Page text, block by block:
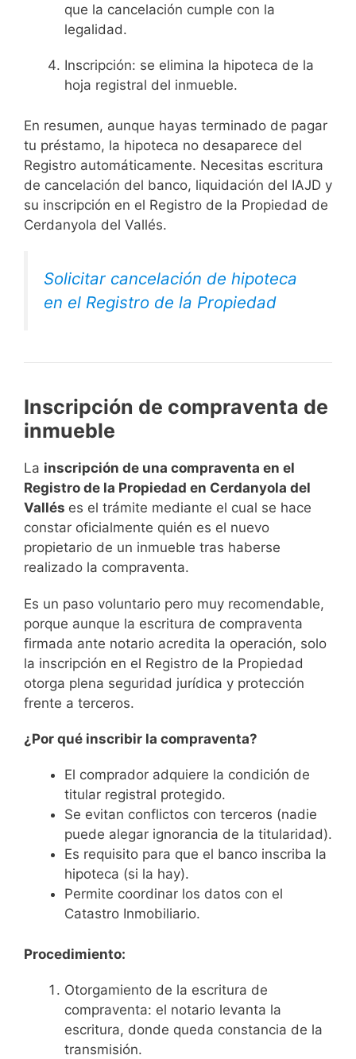
que la cancelación cumple con la
legalidad.
Inscripción: se elimina la hipoteca de la
hoja registral del inmueble.
En resumen, aunque hayas terminado de pagar
tu préstamo, la hipoteca no desaparece del
Registro automáticamente. Necesitas escritura
de cancelación del banco, liquidación del IAJD y
su inscripción en el Registro de la Propiedad de
Cerdanyola del Vallés.
Solicitar cancelación de hipoteca
en el Registro de la Propiedad
Inscripción de compraventa de
inmueble
La inscripción de una compraventa en el
Registro de la Propiedad en Cerdanyola del
Vallés es el trámite mediante el cual se hace
constar oficialmente quién es el nuevo
propietario de un inmueble tras haberse
realizado la compraventa.
Es un paso voluntario pero muy recomendable,
porque aunque la escritura de compraventa
firmada ante notario acredita la operación, solo
la inscripción en el Registro de la Propiedad
otorga plena seguridad jurídica y protección
frente a terceros.
¿Por qué inscribir la compraventa?
El comprador adquiere la condición de
titular registral protegido.
Se evitan conflictos con terceros (nadie
puede alegar ignorancia de la titularidad).
Es requisito para que el banco inscriba la
hipoteca (si la hay).
Permite coordinar los datos con el
Catastro Inmobiliario.
Procedimiento:
Otorgamiento de la escritura de
compraventa: el notario levanta la
escritura, donde queda constancia de la
transmisión.